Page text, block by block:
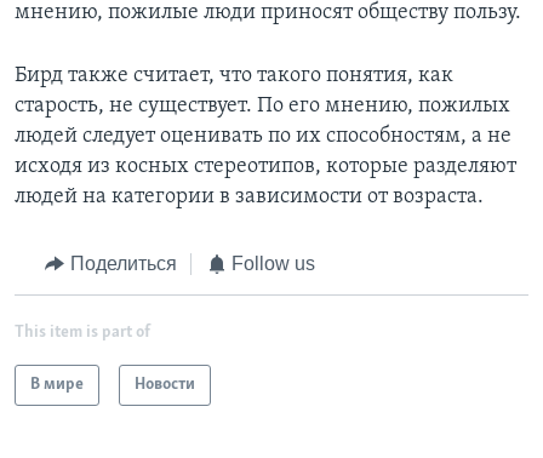
мнению, пожилые люди приносят обществу пользу.
Бирд также считает, что такого понятия, как
старость, не существует. По его мнению, пожилых
людей следует оценивать по их способностям, а не
исходя из косных стереотипов, которые разделяют
людей на категории в зависимости от возраста.
Поделиться Follow us
This item is part of
В мире Новости